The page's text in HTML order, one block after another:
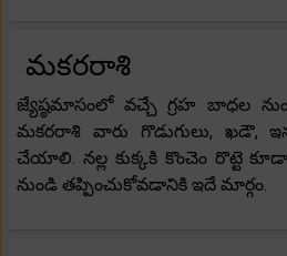
మకరరాశి
జ్యేష్ఠమాసంలో వచ్చే గ్రహ బాధల
మకరరాశి వారు గొడుగులు, ఖడౌ,
చేయాలి. నల్ల కుక్కకి కొంచెం రొట్టె
నుండి తప్పించుకోవడానికి ఇదే మార్గం.